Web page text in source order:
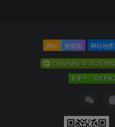
网站 智焰创 网站地图